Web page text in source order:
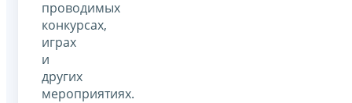
проводимых
конкурсах,
играх
и
других
мероприятиях.